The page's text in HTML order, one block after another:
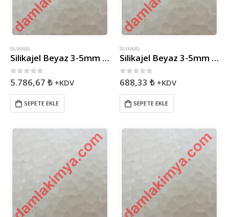
SILIKAJEL
Silikajel Beyaz 3-5mm ( 10Kg )
0 5 üzerinden
5.786,67 ₺ +KDV
SEPETE EKLE
SILIKAJEL
Silikajel Beyaz 3-5mm ( 1Kg )
0 5 üzerinden
688,33 ₺ +KDV
SEPETE EKLE